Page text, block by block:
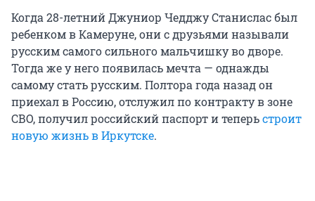
Когда 28-летний Джуниор Чедджу Станислас был
ребенком в Камеруне, они с друзьями называли
русским самого сильного мальчишку во дворе.
Тогда же у него появилась мечта — однажды
самому стать русским. Полтора года назад он
приехал в Россию, отслужил по контракту в зоне
СВО, получил российский паспорт и теперьстроит
новую жизнь в Иркутске.